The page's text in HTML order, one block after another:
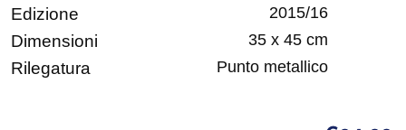
Edizione 2015/16
Dimensioni 35 x 45 cm
Rilegatura Punto metallico